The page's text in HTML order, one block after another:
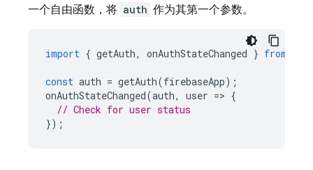
一个自由函数，将 auth 作为其第一个参数。
import { getAuth, onAuthStateChanged } from
const auth = getAuth(firebaseApp);
onAuthStateChanged(auth, user => {
// Check for user status
});